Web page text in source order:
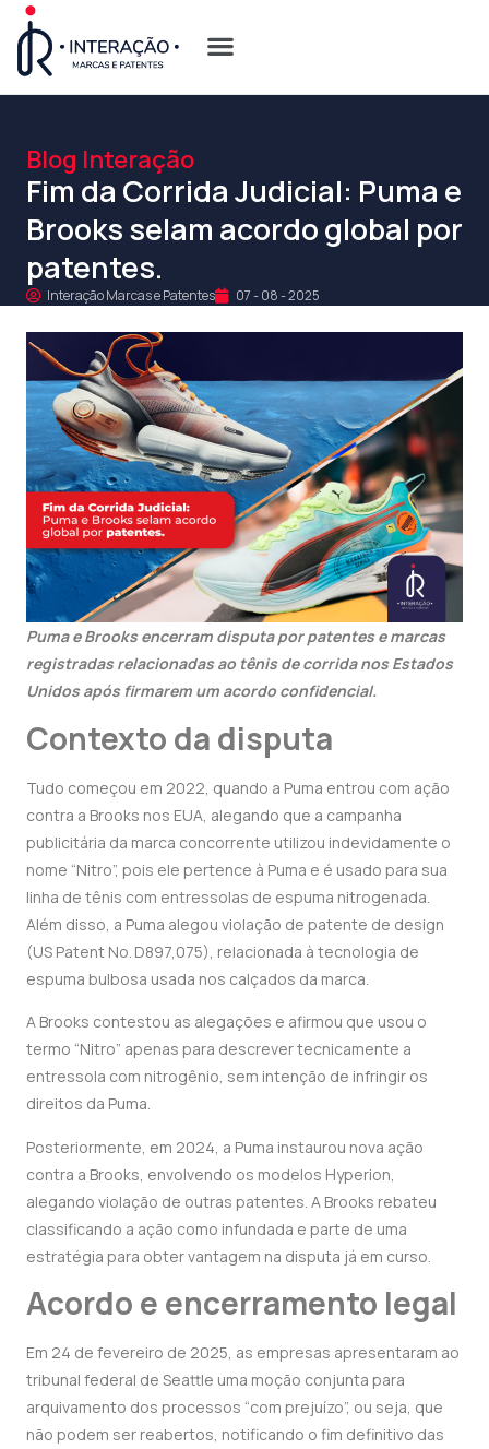
Blog Interação
Fim da Corrida Judicial: Puma e
Brooks selam acordo global por
patentes.
Interação Marcas e Patentes 07 - 08 - 2025
Puma e Brooks encerram disputa por patentes e marcas
registradas relacionadas ao tênis de corrida nos Estados
Unidos após firmarem um acordo confidencial.
Contexto da disputa
Tudo começou em 2022, quando a Puma entrou com ação
contra a Brooks nos EUA, alegando que a campanha
publicitária da marca concorrente utilizou indevidamente o
nome “Nitro”, pois ele pertence à Puma e é usado para sua
linha de tênis com entressolas de espuma nitrogenada.
Além disso, a Puma alegou violação de patente de design
(US Patent No. D897,075), relacionada à tecnologia de
espuma bulbosa usada nos calçados da marca.
A Brooks contestou as alegações e afirmou que usou o
termo “Nitro” apenas para descrever tecnicamente a
entressola com nitrogênio, sem intenção de infringir os
direitos da Puma.
Posteriormente, em 2024, a Puma instaurou nova ação
contra a Brooks, envolvendo os modelos Hyperion,
alegando violação de outras patentes. A Brooks rebateu
classificando a ação como infundada e parte de uma
estratégia para obter vantagem na disputa já em curso.
Acordo e encerramento legal
Em 24 de fevereiro de 2025, as empresas apresentaram ao
tribunal federal de Seattle uma moção conjunta para
arquivamento dos processos “com prejuízo”, ou seja, que
não podem ser reabertos, notificando o fim definitivo das